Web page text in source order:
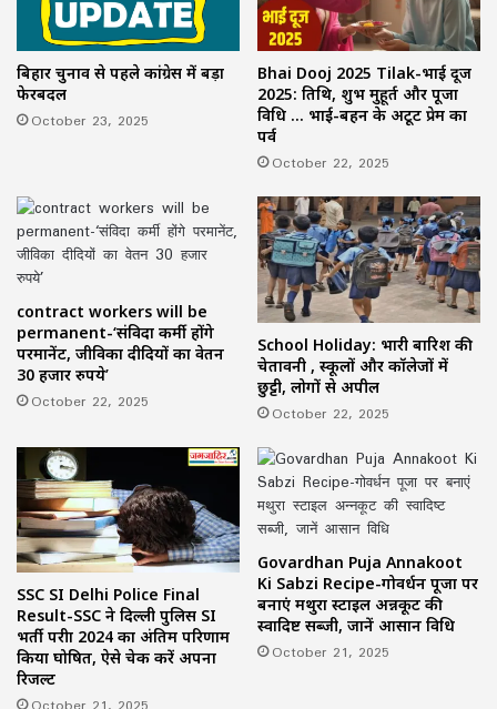
बिहार चुनाव से पहले कांग्रेस में बड़ा
फेरबदल
October 23, 2025
Bhai Dooj 2025 Tilak-भाई दूज
2025: तिथि, शुभ मुहूर्त और पूजा
विधि … भाई-बहन के अटूट प्रेम का
पर्व
October 22, 2025
contract workers will be
permanent-‘संविदा कर्मी होंगे
परमानेंट, जीविका दीदियों का वेतन
30 हजार रुपये’
October 22, 2025
School Holiday: भारी बारिश की
चेतावनी , स्कूलों और कॉलेजों में
छुट्टी, लोगों से अपील
October 22, 2025
SSC SI Delhi Police Final
Result-SSC ने दिल्ली पुलिस SI
भर्ती परीक्षा 2024 का अंतिम परिणाम
किया घोषित, ऐसे चेक करें अपना
रिजल्ट
Govardhan Puja Annakoot
Ki Sabzi Recipe-गोवर्धन पूजा पर
बनाएं मथुरा स्टाइल अन्नकूट की
स्वादिष्ट सब्जी, जानें आसान विधि
October 21, 2025